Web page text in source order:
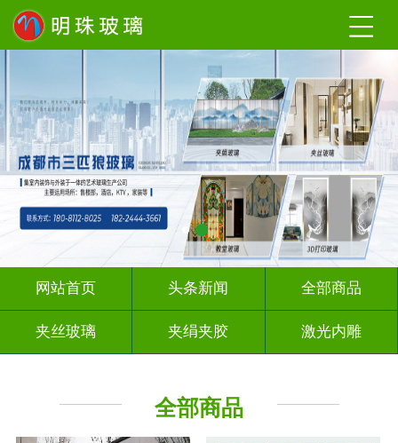
网站首页 头条新闻 全部商品
夹丝玻璃 夹绢夹胶 激光内雕
其它玻璃
全部商品